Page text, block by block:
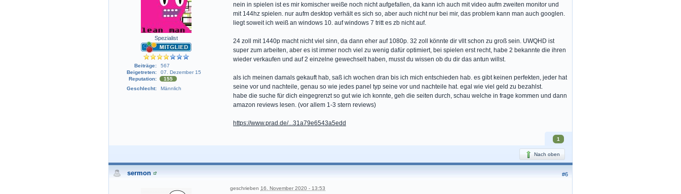
Spezialist
Beiträge:
567
Beigetreten:
07. Dezember 15
Reputation:
155
Geschlecht:
Männlich
nein in spielen ist es mir komischer weiße noch nicht aufgefallen, da kann ich auch mit video aufm zweiten monitor und
mit 144hz spielen. nur aufm desktop verhält es sich so, aber auch nicht nur bei mir, das problem kann man auch googlen.
liegt soweit ich weiß an windows 10. auf windows 7 tritt es zb nicht auf.
24 zoll mit 1440p macht nicht viel sinn, da dann eher auf 1080p. 32 zoll könnte dir vllt schon zu groß sein. UWQHD ist
super zum arbeiten, aber es ist immer noch viel zu wenig dafür optimiert, bei spielen erst recht, habe 2 bekannte die ihren
wieder verkaufen und auf 2 einzelne gewechselt haben, musst du wissen ob du dir das antun willst.
als ich meinen damals gekauft hab, saß ich wochen dran bis ich mich entschieden hab. es gibt keinen perfekten, jeder hat
seine vor und nachteile, genau so wie jedes panel typ seine vor und nachteile hat. egal wie viel geld zu bezahlst.
habe die suche für dich eingegrenzt so gut wie ich konnte, geh die seiten durch, schau welche in frage kommen und dann
amazon reviews lesen. (vor allem 1-3 stern reviews)
https://www.prad.de/...31a79e6543a5edd
1
Nach oben
#6
sermon
geschrieben 16. November 2020 - 13:53